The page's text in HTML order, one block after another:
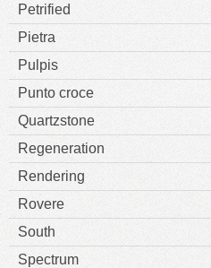
Petrified
Pietra
Pulpis
Punto croce
Quartzstone
Regeneration
Rendering
Rovere
South
Spectrum